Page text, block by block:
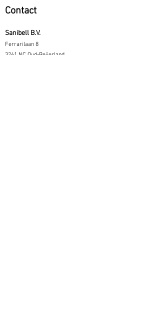
Contact
Sanibell B.V.
Ferrarilaan 8
3261 NC Oud-Beijerland